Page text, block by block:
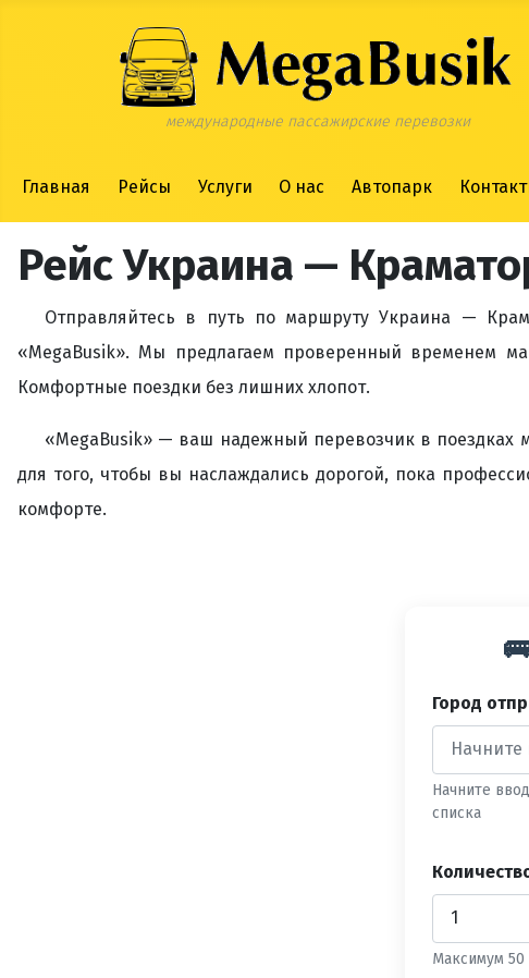
международные пассажирские перевозки
Главная Рейсы Услуги О нас Автопарк
Рейс Украина —
Отправляйтесь в путь по маршруту Украина —
«MegaBusik». Мы предлагаем проверенный временем
Комфортные поездки без лишних хлопот.
«MegaBusik» — ваш надежный перевозчик в поездках
для того, чтобы вы наслаждались дорогой, пока
комфорте.
Город
Начните
списка
Максимум 50